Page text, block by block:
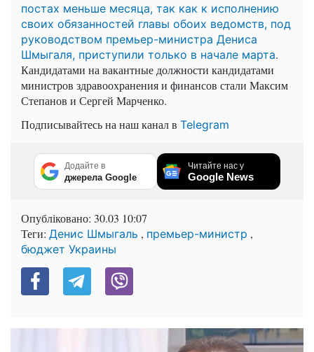
постах меньше месяца, так как к исполнению
своих обязанностей главы обоих ведомств, под
руководством премьер-министра Дениса
Шмыгаля, приступили только в начале марта.
Кандидатами на вакантные должности кандидатами
министров здравоохранения и финансов стали Максим
Степанов и Сергей Марченко.
Подписывайтесь на наш канал в Telegram
Додайте в
джерела Google
Читайте нас у
Google News
Опубліковано: 30.03 10:07
Теги: Денис Шмыгаль , премьер-министр ,
бюджет Украины